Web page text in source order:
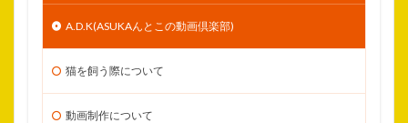
A.D.K(ASUKAんとこの動画倶楽部)
猫を飼う際について
動画制作について